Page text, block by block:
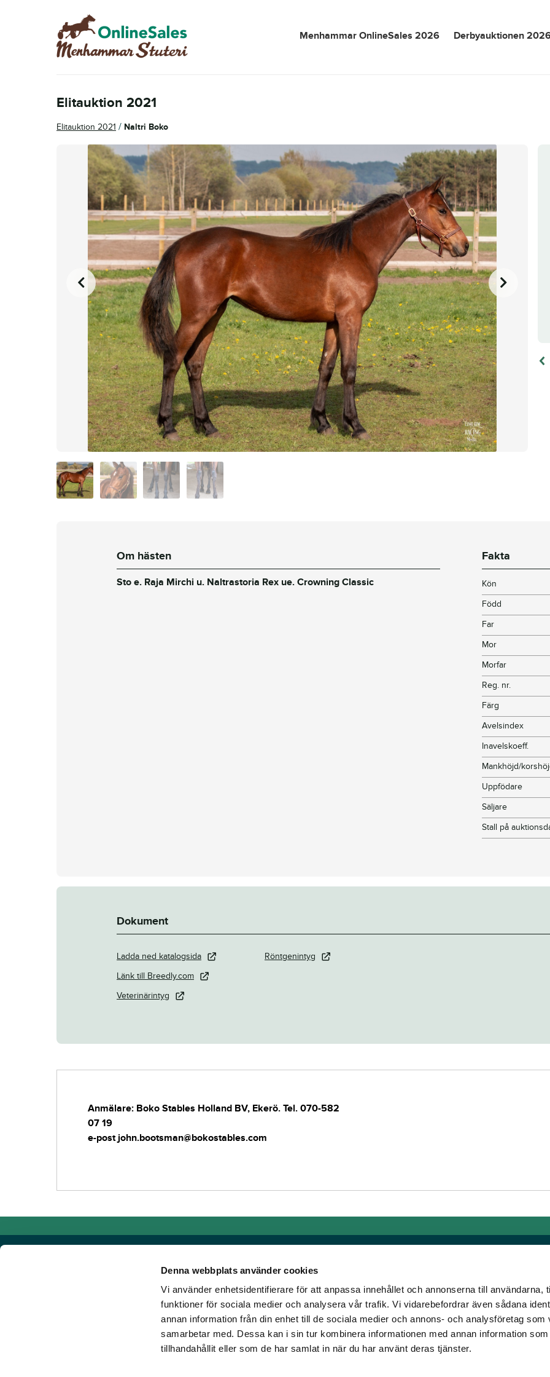
Denna webbplats använder cookies
Vi använder enhetsidentifierare för att anpassa innehållet och annonserna till användarna,
funktioner för sociala medier och analysera vår trafik. Vi vidarebefordrar även sådana
annan information från din enhet till de sociala medier och annons- och analysföretag som
samarbetar med. Dessa kan i sin tur kombinera informationen med annan information
tillhandahållit eller som de har samlat in när du har använt deras tjänster.
Hoppa
till
navigering
Hoppa
till
innehåll
Menhammar OnlineSales 2026 Derbyauktionen
Elitauktion 2021
Elitauktion 2021 / Naltri Boko
Om hästen
Sto e. Raja Mirchi u. Naltrastoria Rex ue. Crowning Classic
Fakta
Kön
Född
Far
Mor
Morfar
Reg. nr.
Färg
Avelsindex
Inavelskoeff.
Mankhöjd/
Uppfödare
Säljare
Stall på
Dokument
Ladda ned katalogsida
Länk till Breedly.com
Veterinärintyg
Röntgenintyg
Anmälare: Boko Stables Holland BV, Ekerö. Tel. 070-582
07 19
e-post john.bootsman@bokostables.com
Powered by TR Media
Hos TR Media finns Sveriges främsta varumärken för dig som älskar trav!
Sedan starten 1932, då tidningen Travronden grundades, har vi skapat en
Länkar
Allmänna auktionsvillkor
Mobilvy